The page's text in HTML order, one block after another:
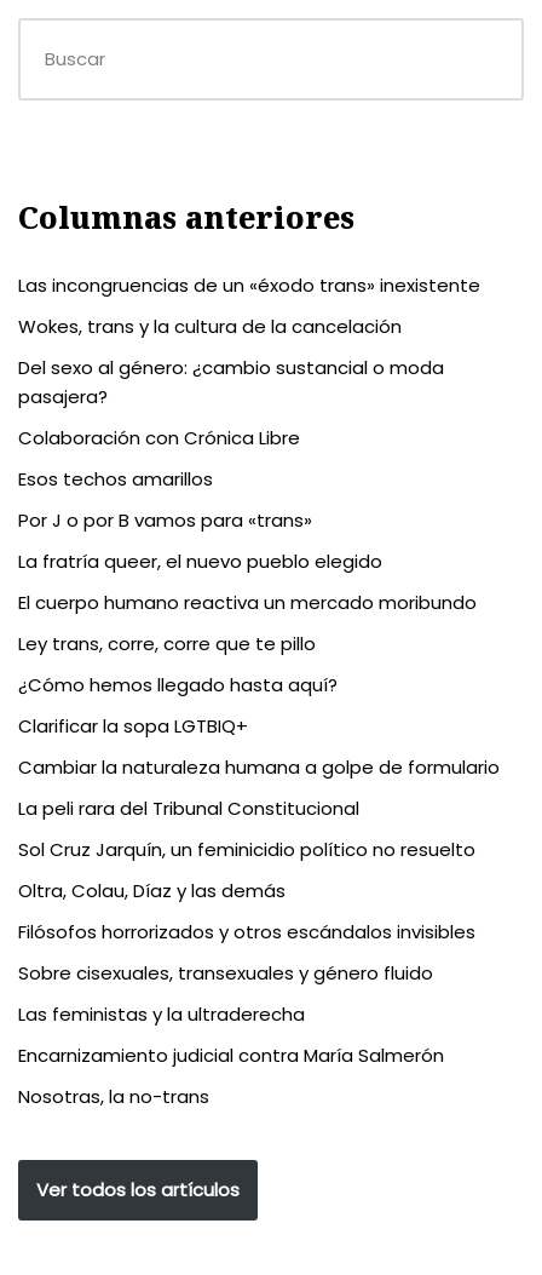
Columnas anteriores
Las incongruencias de un «éxodo trans» inexistente
Wokes, trans y la cultura de la cancelación
Del sexo al género: ¿cambio sustancial o moda
pasajera?
Colaboración con Crónica Libre
Esos techos amarillos
Por J o por B vamos para «trans»
La fratría queer, el nuevo pueblo elegido
El cuerpo humano reactiva un mercado moribundo
Ley trans, corre, corre que te pillo
¿Cómo hemos llegado hasta aquí?
Clarificar la sopa LGTBIQ+
Cambiar la naturaleza humana a golpe de formulario
La peli rara del Tribunal Constitucional
Sol Cruz Jarquín, un feminicidio político no resuelto
Oltra, Colau, Díaz y las demás
Filósofos horrorizados y otros escándalos invisibles
Sobre cisexuales, transexuales y género fluido
Las feministas y la ultraderecha
Encarnizamiento judicial contra María Salmerón
Nosotras, la no-trans
Ver todos los artículos